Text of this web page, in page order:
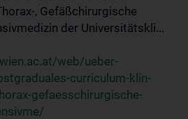
, Gefäßchirurgische
der Universitätskli...
web/ueber-
curriculum-klin-
gefaesschirurgische-